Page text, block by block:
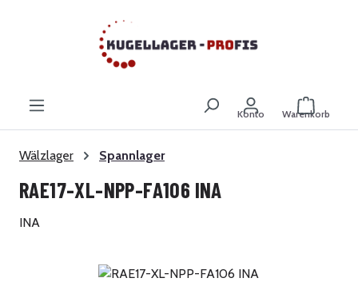
Zum Hauptinhalt springen
Konto Warenkorb
Wälzlager Spannlager
RAE17-XL-NPP-FA106 INA
INA
Bildergalerie überspringen